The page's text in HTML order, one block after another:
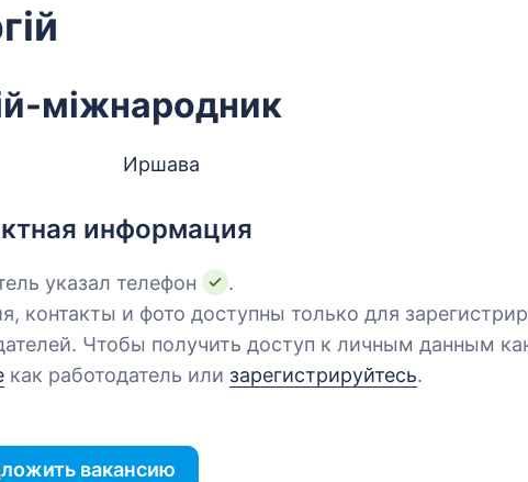
міжнародник
Иршава
информация
указал телефон
.
контакты и фото доступны только для
Чтобы получить доступ к личным данным
как работодатель или зарегистрируйтесь.
вакансию